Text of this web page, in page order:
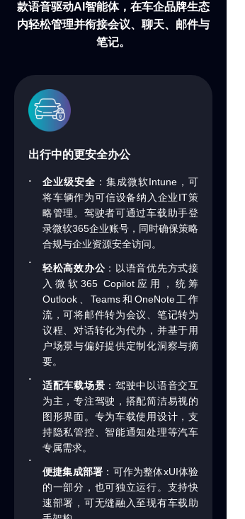
款语音驱动AI 智能体，在车企品牌生态
内轻松管理并衔接会议、聊天、邮件与
笔记。
企业级安全 ：集成微软Intune ，可
将车辆作为可信设备纳入企业 IT策
略管理。驾驶者可通过车载助手登
录微软365企业账号，同时确保策略
合规与企业资源安全访问。
轻松高效办公 ：以语音优先方式接
入微软 365 Copilot 应用，统筹
Outlook 、Teams 和 OneNote工作
流，可将邮件转为会议、笔记转为
议程、对话转化为代办，并基于用
户场景与偏好提供定制化洞察与摘
要。
适配车载场景 ：驾驶中以语音交互
为主，专注驾驶，搭配简洁易视的
图形界面。专为车载使用设计，支
持隐私管控、智能通知处理等汽车
专属需求。
便捷集成部署 ：可作为整体xUI体验
的一部分，也可独立运行。支持快
速部署，可无缝融入至现有车载助
出行中的更安全办公
·
·
·
·